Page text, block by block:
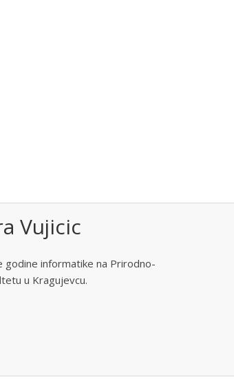
Vujicic
godine informatike na Prirodno-
u Kragujevcu.